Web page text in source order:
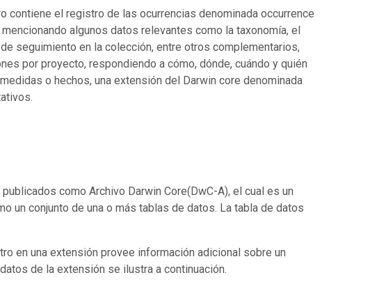
el registro de las ocurrencias denominada occurrence
algunos datos relevantes como la taxonomía, el
seguimiento en la colección, entre otros complementarios,
por proyecto, respondiendo a cómo, dónde, cuándo y quién
o hechos, una extensión del Darwin core denominada
como Archivo Darwin Core(DwC-A), el cual es un
un conjunto de una o más tablas de datos. La tabla de datos
en una extensión provee información adicional sobre un
de la extensión se ilustra a continuación.